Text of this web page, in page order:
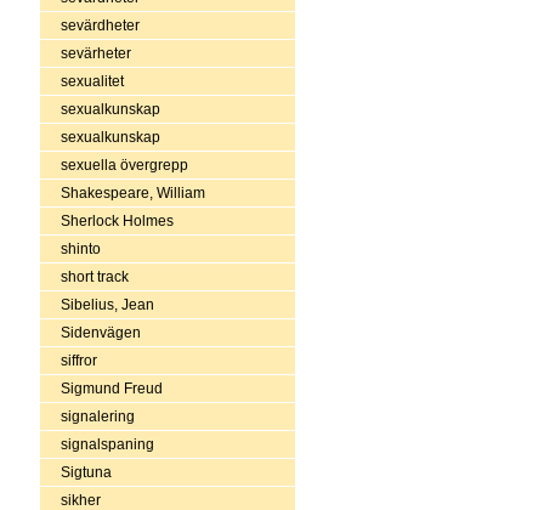
sevärdheter
sevärheter
sexualitet
sexualkunskap
sexualkunskap
sexuella övergrepp
Shakespeare, William
Sherlock Holmes
shinto
short track
Sibelius, Jean
Sidenvägen
siffror
Sigmund Freud
signalering
signalspaning
Sigtuna
sikher